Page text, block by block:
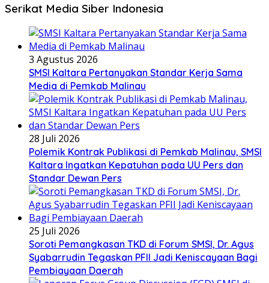
Serikat Media Siber Indonesia
3 Agustus 2026
SMSI Kaltara Pertanyakan Standar Kerja Sama
Media di Pemkab Malinau
28 Juli 2026
Polemik Kontrak Publikasi di Pemkab Malinau, SMSI
Kaltara Ingatkan Kepatuhan pada UU Pers dan
Standar Dewan Pers
25 Juli 2026
Soroti Pemangkasan TKD di Forum SMSI, Dr. Agus
Syabarrudin Tegaskan PFII Jadi Keniscayaan Bagi
Pembiayaan Daerah